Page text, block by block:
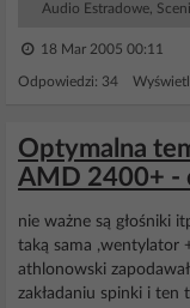
Audio Estradowe,
18 Mar 2005 00:11
Odpowiedzi: 34
Optymalna
AMD 2400+ -
nie ważne są głośniki
taką sama ,wentylator
athlonowski
zakładaniu spinki i ten